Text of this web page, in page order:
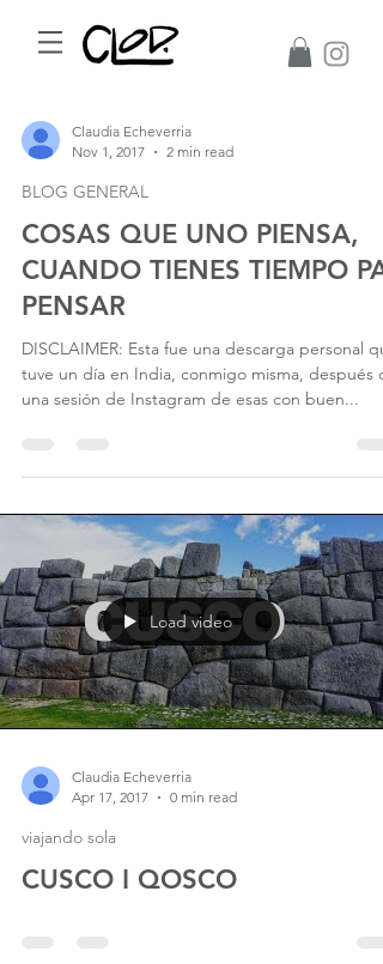
Claudia Echeverria
Nov 1, 2017
2 min read
BLOG GENERAL
COSAS QUE UNO PIENSA,
CUANDO TIENES TIEMPO PA'
PENSAR
DISCLAIMER: Esta fue una descarga personal
tuve un día en India, conmigo misma, después
una sesión de Instagram de esas con buen...
Load video
Claudia Echeverria
Apr 17, 2017
0 min read
viajando sola
CUSCO I QOSCO